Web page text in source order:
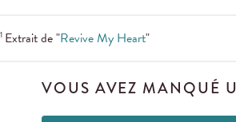
1 Extrait de "Revive My Heart"
VOUS AVEZ MANQUÉ